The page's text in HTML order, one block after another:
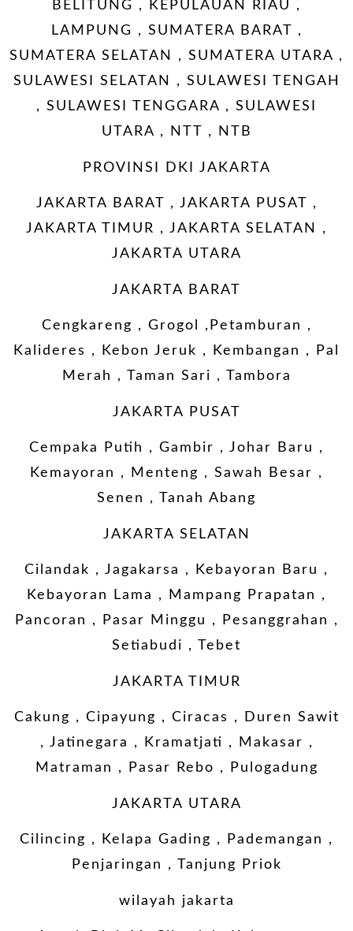
BELITUNG , KEPULAUAN RIAU ,
LAMPUNG , SUMATERA BARAT ,
SUMATERA SELATAN , SUMATERA UTARA ,
SULAWESI SELATAN , SULAWESI TENGAH
, SULAWESI TENGGARA , SULAWESI
UTARA , NTT , NTB
PROVINSI DKI JAKARTA
JAKARTA BARAT , JAKARTA PUSAT ,
JAKARTA TIMUR , JAKARTA SELATAN ,
JAKARTA UTARA
JAKARTA BARAT
Cengkareng , Grogol ,Petamburan ,
Kalideres , Kebon Jeruk , Kembangan , Pal
Merah , Taman Sari , Tambora
JAKARTA PUSAT
Cempaka Putih , Gambir , Johar Baru ,
Kemayoran , Menteng , Sawah Besar ,
Senen , Tanah Abang
JAKARTA SELATAN
Cilandak , Jagakarsa , Kebayoran Baru ,
Kebayoran Lama , Mampang Prapatan ,
Pancoran , Pasar Minggu , Pesanggrahan ,
Setiabudi , Tebet
JAKARTA TIMUR
Cakung , Cipayung , Ciracas , Duren Sawit
, Jatinegara , Kramatjati , Makasar ,
Matraman , Pasar Rebo , Pulogadung
JAKARTA UTARA
Cilincing , Kelapa Gading , Pademangan ,
Penjaringan , Tanjung Priok
wilayah jakarta